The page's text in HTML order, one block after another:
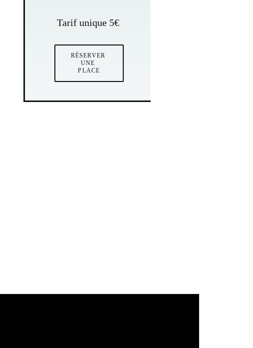
Tarif unique 5€
RÉSERVER
UNE
PLACE